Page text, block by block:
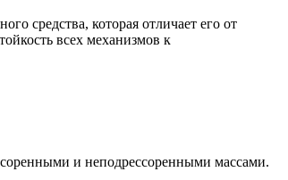
средства, которая отличает его от
всех механизмов к
и неподрессоренными массами.